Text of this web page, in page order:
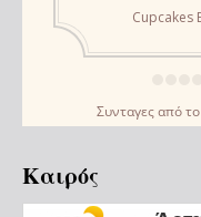
Συνταγεςαπό το
Καιρός